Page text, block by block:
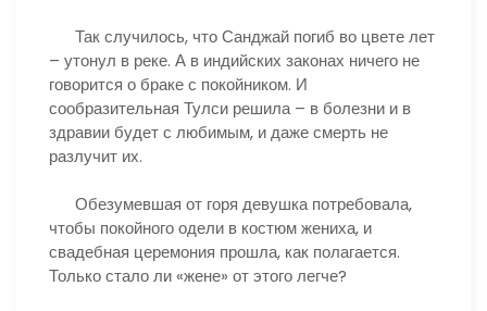
Так случилось, что Санджай погиб во цвете лет
– утонул в реке. А в индийских законах ничего не
говорится о браке с покойником. И
сообразительная Тулси решила – в болезни и в
здравии будет с любимым, и даже смерть не
разлучит их.
Обезумевшая от горя девушка потребовала,
чтобы покойного одели в костюм жениха, и
свадебная церемония прошла, как полагается.
Только стало ли «жене» от этого легче?